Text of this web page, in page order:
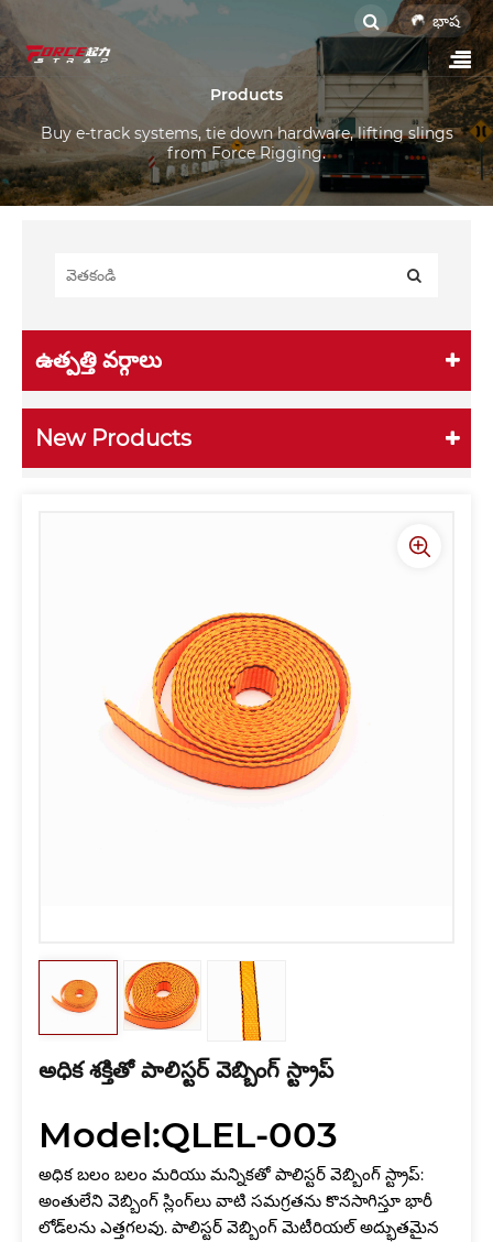
భాష
Products
Buy e-track systems, tie down hardware, lifting slings
from Force Rigging.
ఉత్పత్తి వర్గాలు
New Products
అధిక శక్తితో పాలిస్టర్ వెబ్బింగ్ స్ట్రాప్
Model:QLEL-003
అధిక బలం బలం మరియు మన్నికతో పాలిస్టర్ వెబ్బింగ్ స్ట్రాప్:
అంతులేని వెబ్బింగ్ స్లింగ్‌లు వాటి సమగ్రతను కొనసాగిస్తూ భారీ
లోడ్‌లను ఎత్తగలవు. పాలిస్టర్ వెబ్బింగ్ మెటీరియల్ అద్భుతమైన